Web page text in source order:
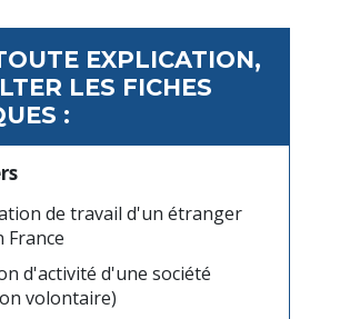
EXPLICATION,
LES FICHES
:
de travail d'un étranger
France
d'activité d'une société
volontaire)